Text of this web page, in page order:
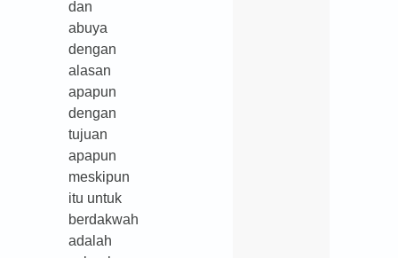
dan
abuya
dengan
alasan
apapun
dengan
tujuan
apapun
meskipun
itu untuk
berdakwah
adalah